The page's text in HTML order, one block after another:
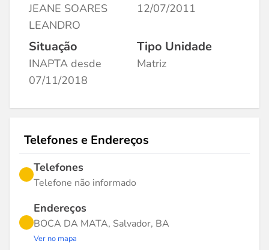
JEANE SOARES
LEANDRO
12/07/2011
Situação
INAPTA desde
07/11/2018
Tipo Unidade
Matriz
Telefones e Endereços
Telefones
Telefone não informado
Endereços
BOCA DA MATA, Salvador, BA
Ver no mapa